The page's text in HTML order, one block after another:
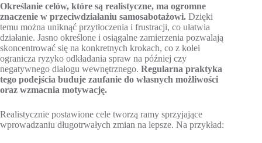
Określanie celów, które są realistyczne, ma ogromne
znaczenie w przeciwdziałaniu samosabotażowi. Dzięki
temu można uniknąć przytłoczenia i frustracji, co ułatwia
działanie. Jasno określone i osiągalne zamierzenia pozwalają
skoncentrować się na konkretnych krokach, co z kolei
ogranicza ryzyko odkładania spraw na później czy
negatywnego dialogu wewnętrznego. Regularna praktyka
tego podejścia buduje zaufanie do własnych możliwości
oraz wzmacnia motywację.
Realistycznie postawione cele tworzą ramy sprzyjające
wprowadzaniu długotrwałych zmian na lepsze. Na przykład: